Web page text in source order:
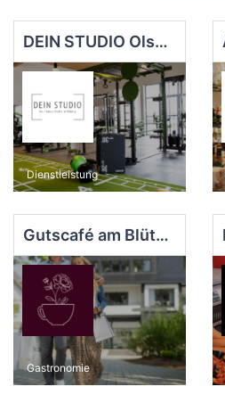
DEIN STUDIO Olsberg
Dienstleistung
Gutscafé am Blütengarten
Gastronomie